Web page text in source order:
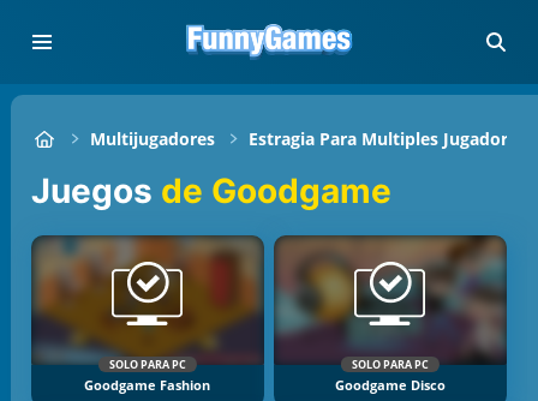
Multijugadores Estragia Para Multiples Jugadores
Juegos de Goodgame
SOLO PARA PC
Goodgame Fashion
SOLO PARA PC
Goodgame Disco